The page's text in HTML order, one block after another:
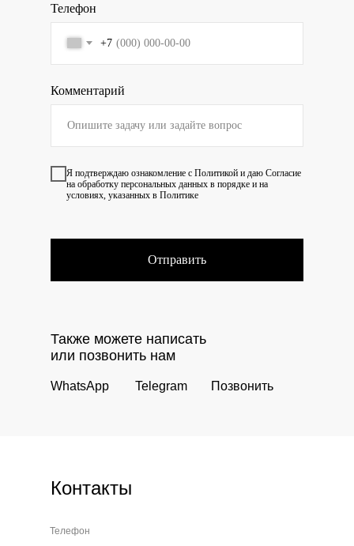
Телефон
+7
Комментарий
Я подтверждаю ознакомление с Политикой и даю Согласие
на обработку персональных данных в порядке и на
условиях, указанных в Политике
Отправить
Позвонить
Telegram
WhatsApp
Также можете написать
или позвонить нам
Контакты
Телефон